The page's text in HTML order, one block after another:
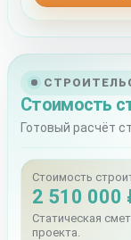
Стоимость
Готовый расчёт
Стоимость
2 510 000
Статическая
проекта.